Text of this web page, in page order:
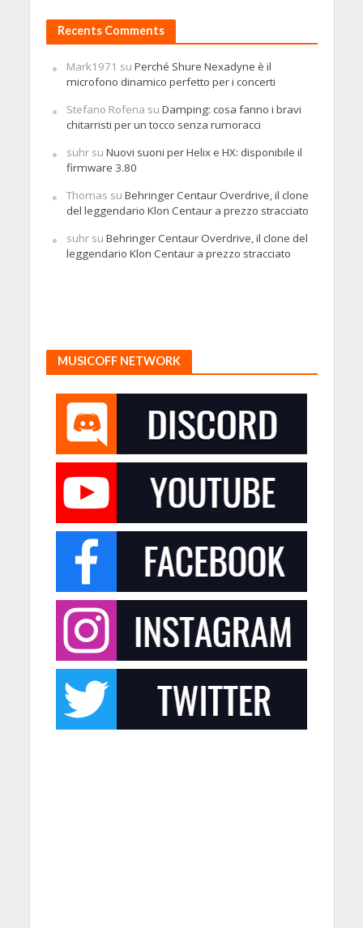
Recents Comments
Mark1971 su Perché Shure Nexadyne è il
microfono dinamico perfetto per i concerti
Stefano Rofena su Damping: cosa fanno i bravi
chitarristi per un tocco senza rumoracci
suhrsu Nuovi suoni per Helix e HX: disponibile il
firmware 3.80
Thomas su Behringer Centaur Overdrive, il clone
del leggendario Klon Centaur a prezzo stracciato
suhrsu Behringer Centaur Overdrive, il clone del
leggendario Klon Centaur a prezzo stracciato
MUSICOFF NETWORK